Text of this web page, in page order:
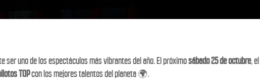
ser uno de los espectáculos más vibrantes del año. El próximosábado 25 de octubre, el
TOPcon los mejores talentos del planeta 🌍.